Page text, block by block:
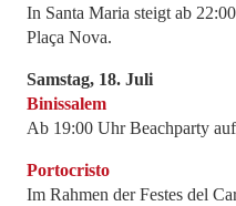
In Santa Maria steigt ab
Plaça Nova.
Samstag, 18. Juli
Binissalem
Ab 19:00 Uhr Beachparty
Portocristo
Im Rahmen der Festes del